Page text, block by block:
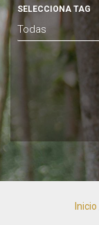
SELECCIONA TAG
Inicio